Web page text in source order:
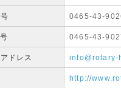
0465-43-
0465-43-
ドレス info@rotary-
http://